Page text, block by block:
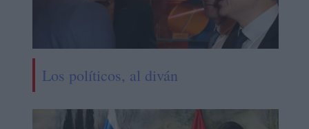
Los políticos, al diván